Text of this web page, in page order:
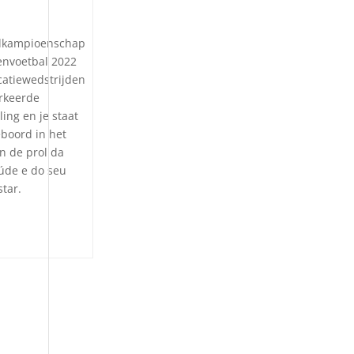
2022
en je staat
in het
de prol da
e do seu